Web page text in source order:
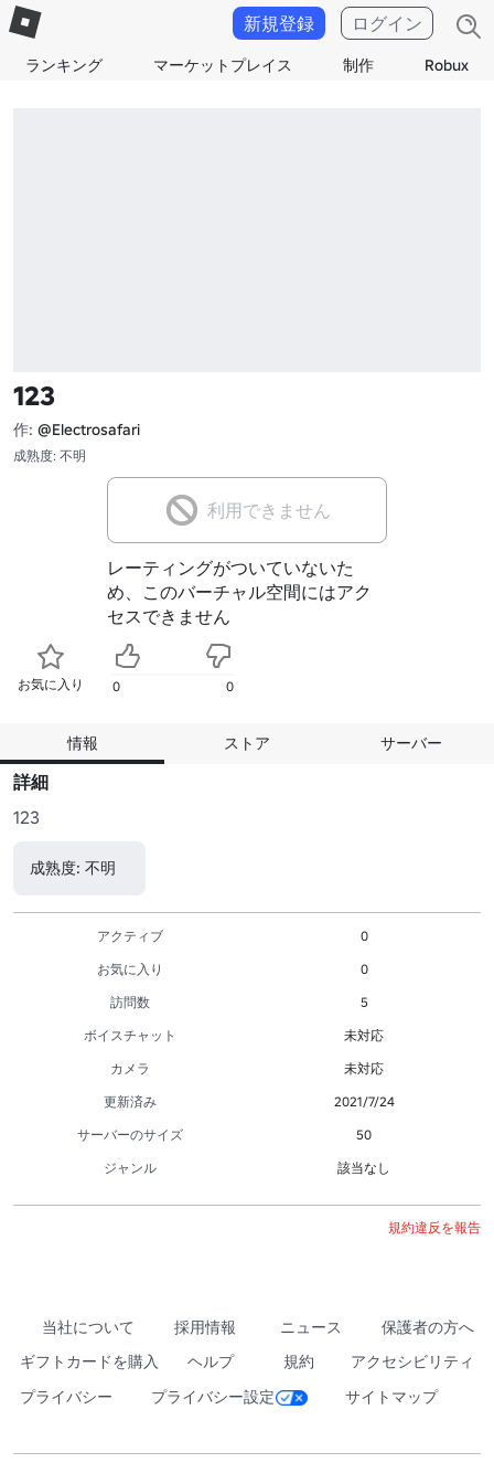
ランキング マーケットプレイス 制作 Robux
新規登録 ログイン
123
作: @Electrosafari
成熟度: 不明
利用できません
レーティングがついていないた
め、このバーチャル空間にはアク
セスできません
お気に入り 0 0
情報 ストア サーバー
詳細
123
成熟度: 不明
アクティブ
0
お気に入り
0
訪問数
5
ボイスチャット
未対応
カメラ
未対応
更新済み
2021/7/24
サーバーのサイズ
50
ジャンル
該当なし
規約違反を報告
当社について 採用情報 ニュース
保護者の方へ
ギフトカードを購入
ヘルプ 規約
アクセシビリティ
プライバシー
プライバシー設定 サイトマップ